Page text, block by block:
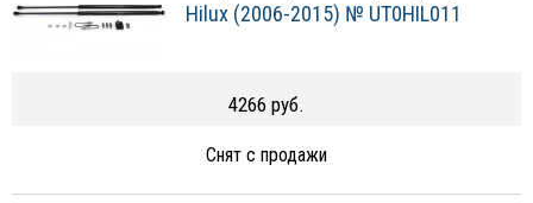
Hilux (2006-2015) № UT0HIL011
4266 руб.
Снят с продажи